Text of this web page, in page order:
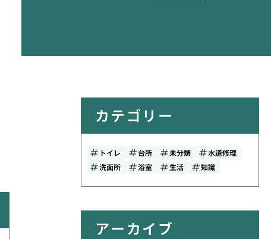
カテゴリー
トイレ 台所 未分類
水道修理
洗面所
浴室 生活 知識
アーカイブ